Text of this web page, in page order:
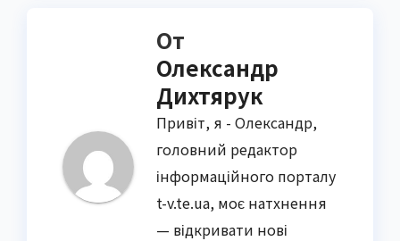
От
Олександр
Дихтярук
Привіт, я - Олександр,
головний редактор
інформаційного порталу
t-v.te.ua, моє натхнення
— відкривати нові